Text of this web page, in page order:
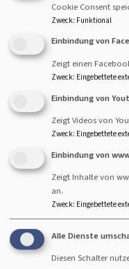
Gehen Sie dann zum
Headerbereich
aus der
Wenn Sie kein zweites
möchten, können Sie
hinterlegt ist, einfach
Noch eine Anmerkung:
Achten Sie darauf,
Hintergrund
erreichen Sie
transparenten
Hintergrund durch und
Hat Ihr Wunschlogo
müssen Sie die Logo-
Cookie Consent
Zweck: Funktional
Einbindung von
Zeigt einen
Zweck: Eingebettete
Einbindung von
Zeigt Videos von
Zweck: Eingebettete
Einbindung von
Zeigt Inhalte von
an.
Zweck: Eingebettete
Alle Dienste
Diesen Schalter